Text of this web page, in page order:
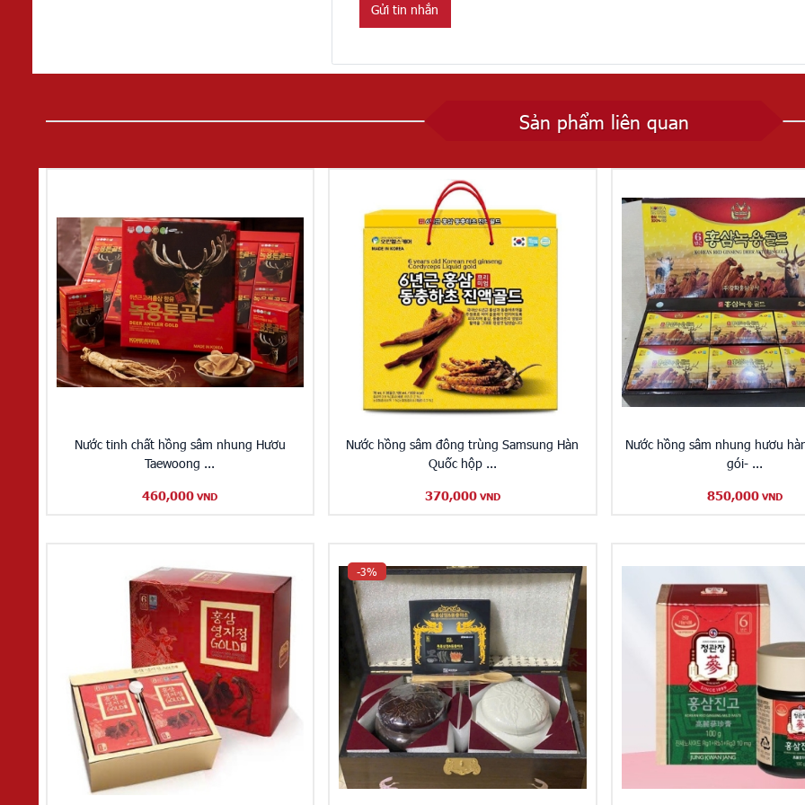
Gửi tin nhắn
Sản phẩm liên quan
Nước tinh chất hồng sâm nhung Hươu
Taewoong ...
460,000 VND
Nước hồng sâm đông trùng Samsung Hàn
Quốc hộp ...
370,000 VND
Nước hồng sâm nhung hươu
gói- ...
850,000 VND
-3%